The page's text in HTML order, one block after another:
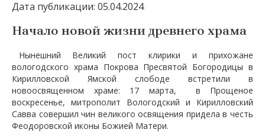
Дата публикации: 05.04.2024
Начало новой жизни древнего храма
Нынешний Великий пост клирики и прихожане
вологодского храма Покрова Пресвятой Богородицы в
Кирилловской Ямской слободе встретили в
новоосвященном храме: 17 марта, в Прощеное
воскресенье, митрополит Вологодский и Кирилловский
Савва совершил чин великого освящения придела в честь
Феодоровской иконы Божией Матери.